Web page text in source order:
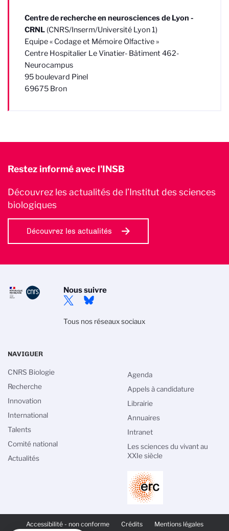
Centre de recherche en neurosciences de Lyon -
CRNL (CNRS/Inserm/Université Lyon 1)
Equipe « Codage et Mémoire Olfactive »
Centre Hospitalier Le Vinatier- Bâtiment 462-
Neurocampus
95 boulevard Pinel
69675 Bron
Restez informé avec l'INSB
Découvrez les actualités de l’Institut des sciences
biologiques
Découvrez les actualités
Nous suivre
Tous nos réseaux sociaux
PAGE
Accessibilité - non conforme Crédits Mentions légales
NAVIGUER
CNRS Biologie
Recherche
Innovation
International
Talents
Comité national
Actualités
Agenda
Appels à candidature
Librairie
Annuaires
Intranet
Les sciences du vivant au
XXIe siècle